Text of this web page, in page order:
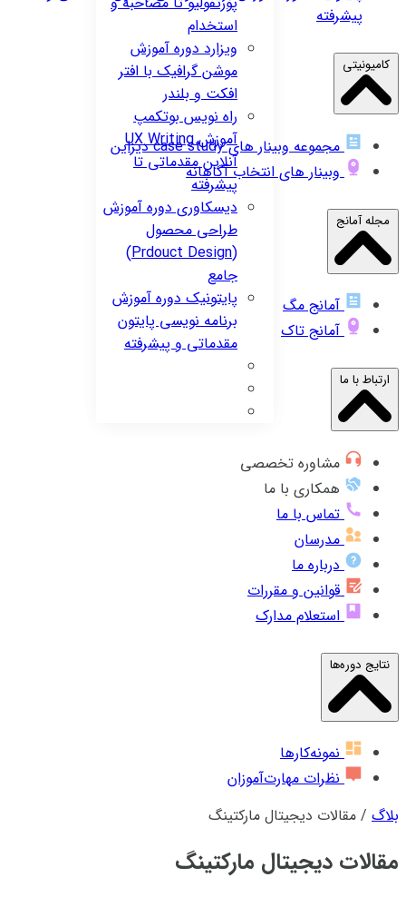
استخدام
ویزارددوره آموزش
موشن گرافیک با افتر
افکت و بلندر
راه نویسبوتکمپ
آموزش UX Writing
آنلاین مقدماتی تا
پیشرفته
دیسکاوریدوره آموزش
طراحی محصول
(Prdouct Design)
جامع
پایتونیکدوره آموزش
برنامه نویسی پایتون
مقدماتی و پیشرفته
پیشرفته
کامیونیتی
مجموعه وبینار های case study دیزاین
وبینار های انتخاب آگاهانه
مجله آمانج
آمانج مگ
آمانج تاک
ارتباط با ما
مشاوره تخصصی
همکاری با ما
تماس با ما
مدرسان
درباره ما
قوانین و مقررات
استعلام مدارک
نتایج دوره‌ها
نمونه‌کارها
نظرات مهارت‌آموزان
بلاگ / مقالات دیجیتال مارکتینگ
مقالات دیجیتال مارکتینگ